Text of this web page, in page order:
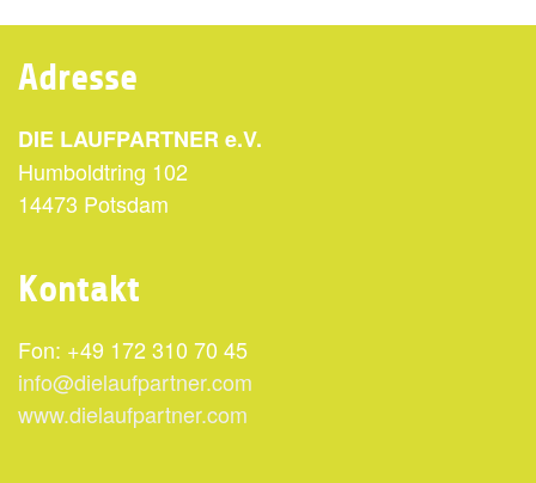
Adresse
DIE LAUFPARTNER e.V.
Humboldtring 102
14473 Potsdam
Kontakt
Fon: +49 172 310 70 45
info@dielaufpartner.com
www.dielaufpartner.com